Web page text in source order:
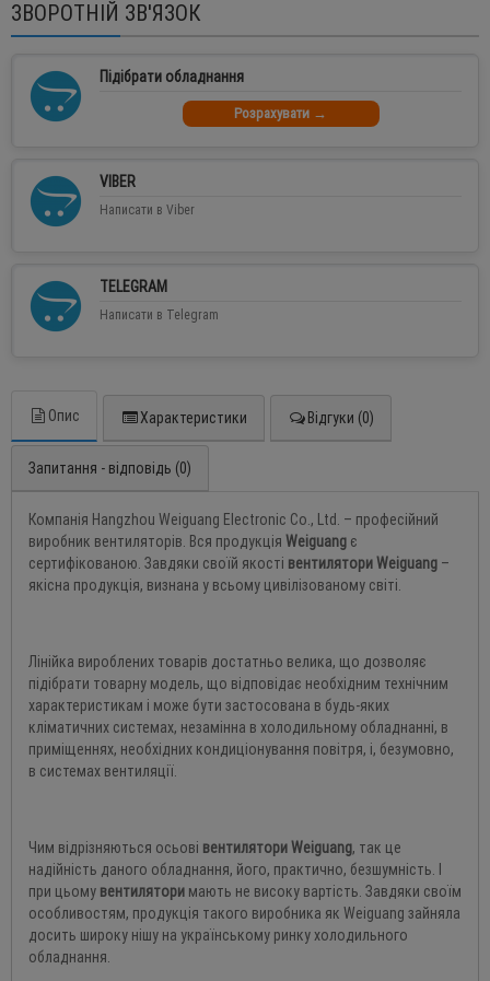
ЗВОРОТНІЙ ЗВ'ЯЗОК
Підібрати обладнання
Розрахувати →
VIBER
Написати в Viber
TELEGRAM
Написати в Telegram
Опис Характеристики Відгуки (0)
Запитання - відповідь (0)
Компанія Hangzhou Weiguang Electronic Co., Ltd. – професійний
виробник вентиляторів. Вся продукція Weiguang є
сертифікованою. Завдяки своїй якості вентилятори Weiguang –
якісна продукція, визнана у всьому цивілізованому світі.
Лінійка вироблених товарів достатньо велика, що дозволяє
підібрати товарну модель, що відповідає необхідним технічним
характеристикам і може бути застосована в будь-яких
кліматичних системах, незамінна в холодильному обладнанні, в
приміщеннях, необхідних кондиціонування повітря, і, безумовно,
в системах вентиляції.
Чим відрізняються осьові вентилятори Weiguang, так це
надійність даного обладнання, його, практично, безшумність. І
при цьому вентилятори мають не високу вартість. Завдяки своїм
особливостям, продукція такого виробника як Weiguang зайняла
досить широку нішу на українському ринку холодильного
обладнання.